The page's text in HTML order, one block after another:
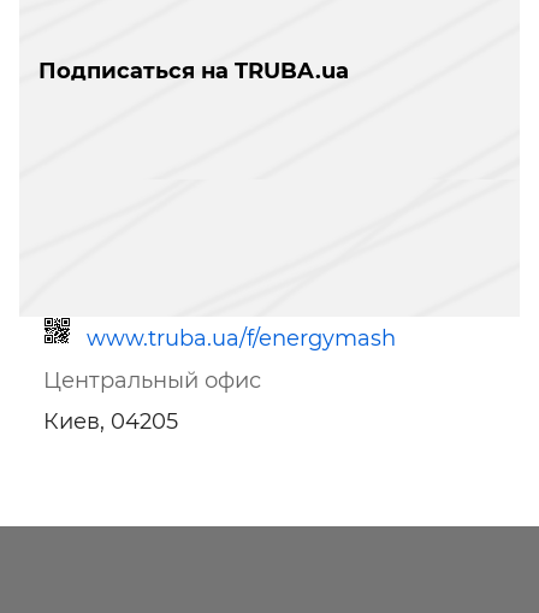
Подписаться на TRUBA.ua
www.truba.ua/f/energymash
Центральный офис
Киев, 04205